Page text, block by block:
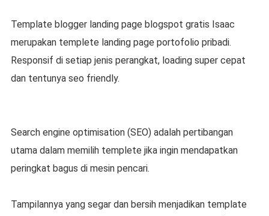
Template blogger landing page blogspot gratis Isaac
merupakan templete landing page portofolio pribadi.
Responsif di setiap jenis perangkat, loading super cepat
dan tentunya seo friendly.
Search engine optimisation (SEO) adalah pertibangan
utama dalam memilih templete jika ingin mendapatkan
peringkat bagus di mesin pencari.
Tampilannya yang segar dan bersih menjadikan template